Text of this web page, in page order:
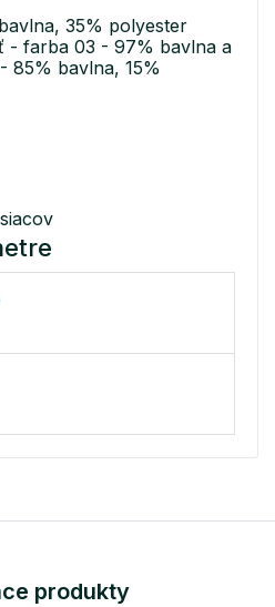
35% polyester
- farba 03 - 97% bavlna a
85% bavlna, 15%
produkty